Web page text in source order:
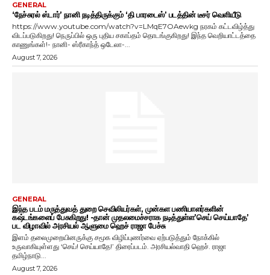
GENERAL
‘நேச்சுரல் ஸ்டார்’ நானி நடித்திருக்கும் ‘தி பாரடைஸ்’ படத்தின் டீசர் வெளியீடு
https://www.youtube.com/watch?v=LMqE7OAewkg நரகம் கட்டவிழ்த்து
விடப்படுகிறது! நெருப்பில் ஒரு புதிய சகாப்தம் தொடங்குகிறது! இந்த வெறியாட்டத்தை
காணுங்கள்!- நானி- ஸ்ரீகாந்த் ஒடேலா-...
August 7, 2026
GENERAL
இந்த படம் மருத்துவத் துறை செவிலியர்கள், முன்கள பணியாளர்களின்
கஷ்டங்களைப் பேசுகிறது! -தான் முதலமைச்சராக நடித்துள்ள’செய் செய்யாதே’
பட விழாவில் அரசியல் ஆளுமை ஹெச் ராஜா பேச்சு
இளம் தலைமுறையினருக்கு சமூக விழிப்புணர்வை ஏற்படுத்தும் நோக்கில்
உருவாகியுள்ளது ‘செய்! செய்யாதே!’ திரைப்படம். அரசியல்வாதி ஹெச். ராஜா
தமிழ்நாடு...
August 7, 2026